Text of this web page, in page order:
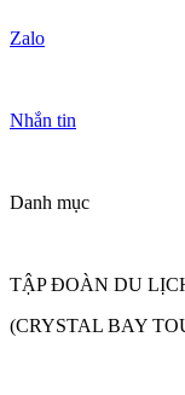
Zalo
Nhắn tin
Danh mục
TẬP ĐOÀN DU
(CRYSTAL BAY